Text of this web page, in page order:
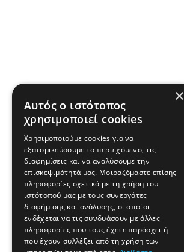
×
Αυτός ο ιστότοπος
χρησιμοποιεί cookies
Χρησιμοποιούμε cookies για να
εξατομικεύσουμε το περιεχόμενο, τις
διαφημίσεις και να αναλύσουμε την
επισκεψιμότητά μας. Μοιραζόμαστε επίσης
πληροφορίες σχετικά με τη χρήση του
ιστότοπού μας με τους συνεργάτες
διαφήμισης και ανάλυσης, οι οποίοι
ενδέχεται να τις συνδυάσουν με άλλες
πληροφορίες που τους έχετε παράσχει ή
που έχουν συλλέξει από τη χρήση των